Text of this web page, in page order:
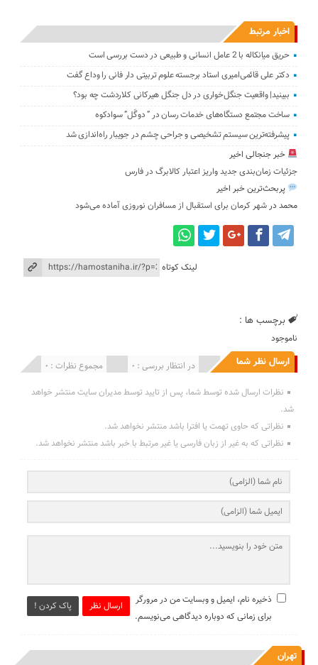
اخبار مرتبط
حریق میانکاله با 2 عامل انسانی و طبیعی در دست بررسی است
دکتر علی قائمی‌امیری استاد برجسته علوم تربیتی دار فانی را وداع گفت
ببینید| واقعیت جنگل‌خواری در دل جنگل هیرکانی کلاردشت چه بود؟
ساخت مجتمع دستگاه‌های خدمات رسان در ” دوگَل” سوادکوه
پیشرفته‌ترین سیستم تشخیصی و جراحی چشم در جویبار راه‌اندازی شد
خبر جنجالی اخیر
جزئیات زمان‌بندی جدید واریز اعتبار کالابرگ در فارس
پربحث‌ترین خبر اخیر
محمد درشهر کرمان برای استقبال از مسافران نوروزی آماده می‌شود
لینک کوتاه
برچسب ها :
ناموجود
ارسال نظر شما مجموع نظرات : 0 در انتظار بررسی : 0 انتشار یافته : 0
نظرات ارسال شده توسط شما، پس از تایید توسط مدیران سایت منتشر خواهد
شد.
نظراتی که حاوی تهمت یا افترا باشد منتشر نخواهد شد.
نظراتی که به غیر از زبان فارسی یا غیر مرتبط با خبر باشد منتشر نخواهد شد.
ارسال نظر پاک کردن !
ذخیره نام، ایمیل و وبسایت من در مرورگر
برای زمانی که دوباره دیدگاهی می‌نویسم.
تهران